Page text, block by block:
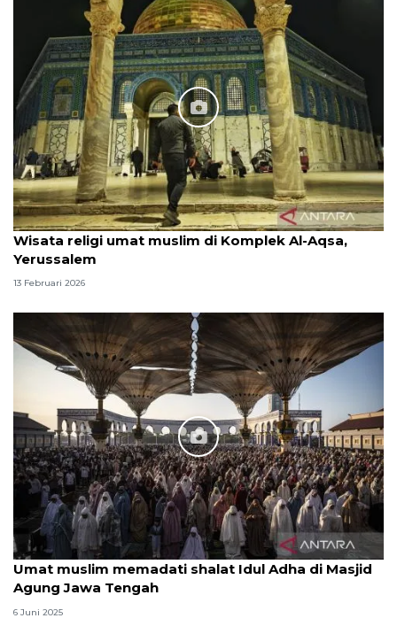
Wisata religi umat muslim di Komplek Al-Aqsa,
Yerussalem
13 Februari 2026
Umat muslim memadati shalat Idul Adha di Masjid
Agung Jawa Tengah
6 Juni 2025